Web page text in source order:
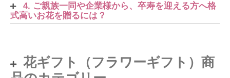
4. ご親族一同や企業様から、卒寿を迎える方へ格
式高いお花を贈るには？
花ギフト（フラワーギフト）商